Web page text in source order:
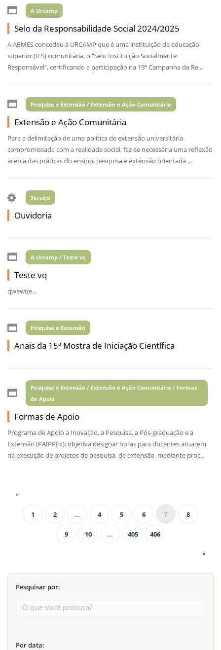
A Urcamp
Selo da Responsabilidade Social 2024/2025
A ABMES concedeu à URCAMP que é uma instituição de educação
superior (IES) comunitária, o “Selo Instituição Socialmente
Responsável”, certificando a participação na 19ª Campanha da Re...
Pesquisa e Extensão / Extensão e Ação Comunitária
Extensão e Ação Comunitária
Para a delimitação de uma política de extensão universitária
compromissada com a realidade social, faz-se necessária uma reflexão
acerca das práticas do ensino, pesquisa e extensão orientada ...
Serviço
Ouvidoria
A Urcamp / Teste vq
Teste vq
qwewqe...
Pesquisa e Extensão
Anais da 15ª Mostra de Iniciação Científica
Pesquisa e Extensão / Extensão e Ação Comunitária / Formas
de Apoio
Formas de Apoio
Programa de Apoio a Inovação, a Pesquisa, a Pós-graduação e a
Extensão (PAIPPEx): objetiva designar horas para docentes atuarem
na execução de projetos de pesquisa, de extensão, mediante proc...
«
1 2 ... 4 5 6 7 8
9 10 ... 405 406
»
Pesquisar por:
Por data: